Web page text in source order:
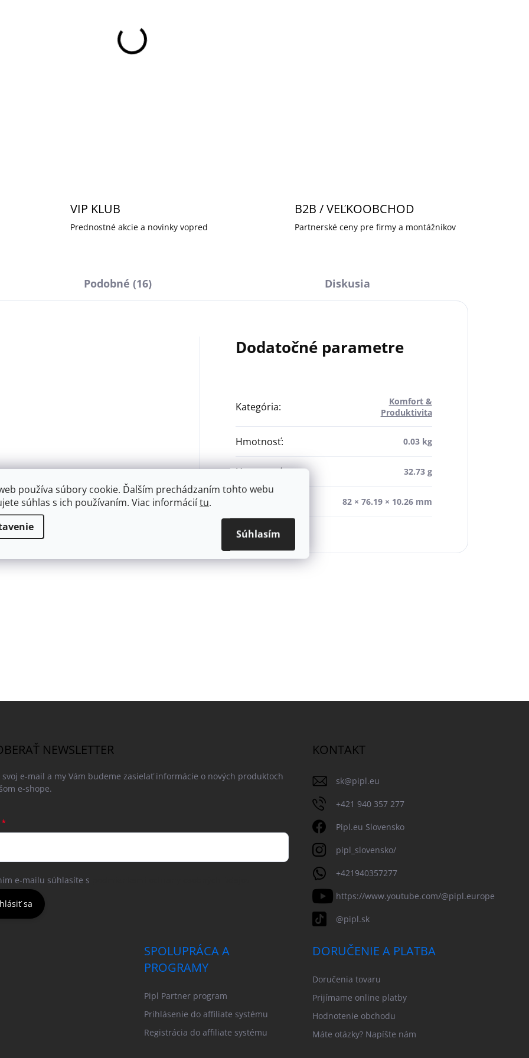
používa súbory cookie. Ďalším prechádzaním tohto webu
súhlas s ich používaním. Viac informáciítu.
Súhlasím
MOŽNOSTI DORUČENIA
VIP KLUB
Prednostné akcie a novinky vopred
B2B / VEĽKOOBCHOD
Partnerské ceny pre firmy a montážnikov
Podobné (16) Diskusia
Dodatočné parametre
Kategória:
Komfort &
Produktivita
Hmotnosť: 0.03 kg
Hmotnosť: 32.73 g
82 × 76.19 × 10.26 mm
NEWSLETTER
svoj e-mail a my Vám budeme zasielať informácie o nových produktoch
e-shope.
e-mailu súhlasíte s
sa
KONTAKT
sk@pipl.eu
+421 940 357 277
Pipl.eu Slovensko
pipl_slovensko/
+421940357277
https://www.youtube.com/@pipl.europe
@pipl.sk
SPOLUPRÁCA A
PROGRAMY
Pipl Partner program
Prihlásenie do affiliate systému
Registrácia do affiliate systému
DORUČENIE A PLATBA
Doručenia tovaru
Prijímame online platby
Hodnotenie obchodu
Máte otázky? Napíšte nám